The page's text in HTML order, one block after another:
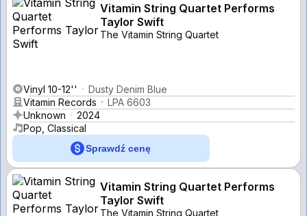
Vitamin String Quartet Performs
Taylor Swift
The Vitamin String Quartet
Vinyl 10-12''
Dusty Denim Blue
Vitamin Records
LPA 6603
Unknown
2024
Pop, Classical
Sprawdź cenę
Vitamin String Quartet Performs
Taylor Swift
The Vitamin String Quartet